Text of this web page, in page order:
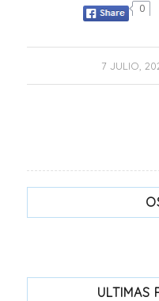
0
7 JULIO,
ULTIMAS